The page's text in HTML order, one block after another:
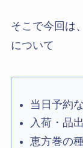
そこで今回は
について
当日予約
入荷・品
恵方巻の